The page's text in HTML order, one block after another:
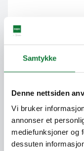
Samtykke
Denne nettsiden
Vi bruker
annonser et
mediefunksjoner og
dessuten